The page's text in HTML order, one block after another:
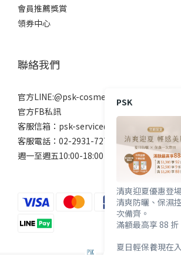
會員推薦獎賞
領券中心
聯絡我們
官方LINE:@psk-cosmetic
官方FB私訊
客服信箱：psk-service@beanne.com.tw
客服電話：02-2931-7272
週一至週五10:00-18:00 例假日除外
PSK
清爽迎夏優惠登
清爽防曬、保濕
次備齊。
滿額最高享 88 折
夏日輕保養現在